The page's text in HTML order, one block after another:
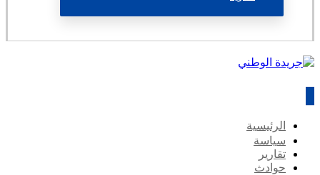
الرئيسية
سياسة
تقارير
حوادث